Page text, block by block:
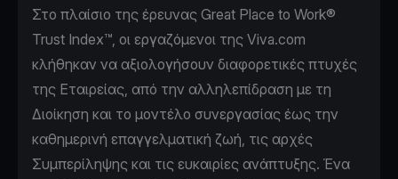
Στο πλαίσιο της έρευνας Great Place to Work®
Trust Index™, οι εργαζόμενοι της Viva.com
κλήθηκαν να αξιολογήσουν διαφορετικές πτυχές
της Εταιρείας, από την αλληλεπίδραση με τη
Διοίκηση και το μοντέλο συνεργασίας έως την
καθημερινή επαγγελματική ζωή, τις αρχές
Συμπερίληψης και τις ευκαιρίες ανάπτυξης. Ένα